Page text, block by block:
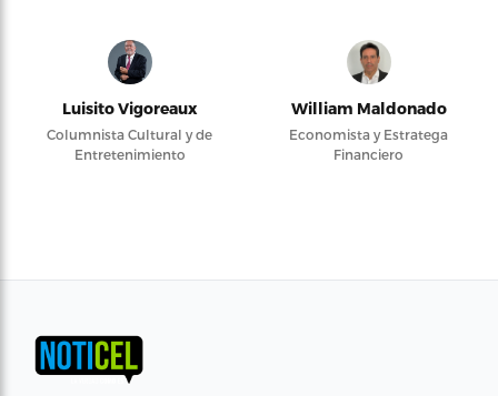
Luisito Vigoreaux
Columnista Cultural y de
Entretenimiento
William Maldonado
Economista y Estratega
Financiero